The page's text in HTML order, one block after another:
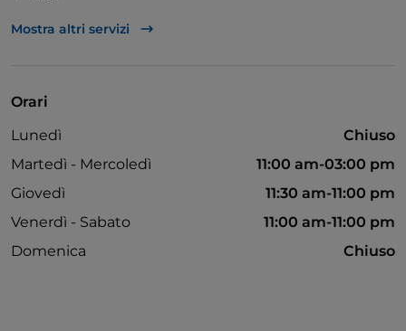
Bancomat
Menù bambini
Tavoli all'aperto
Wi-Fi
Mostra altri servizi
Orari
Lunedì
Chiuso
Martedì - Mercoledì
11:00 am-03:00 pm
Giovedì
11:30 am-11:00 pm
Venerdì - Sabato
11:00 am-11:00 pm
Domenica
Chiuso